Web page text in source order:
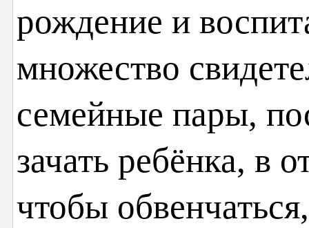
рождение и
множество
семейные пары,
зачать ребёнка, в
чтобы